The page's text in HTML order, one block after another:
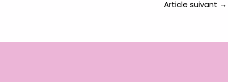
Article suivant →